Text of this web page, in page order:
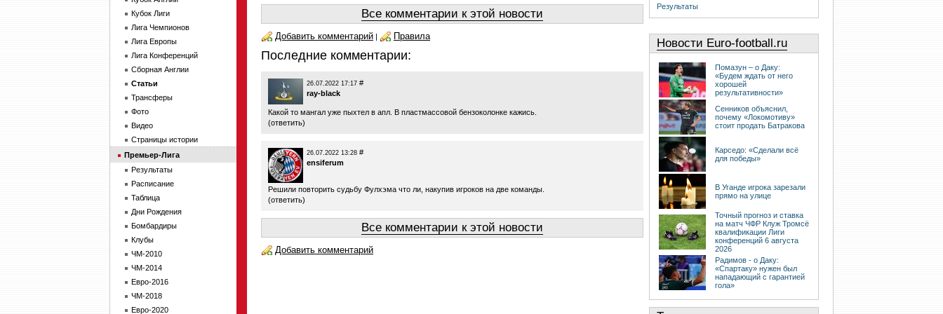
Все комментарии к этой новости
Добавить комментарий | Правила
Последние комментарии:
26.07.2022 17:17 #
ray-black
Какой то мангал уже пыхтел в апл. В пластмассовой бензоколонке кажись.
(ответить)
26.07.2022 13:28 #
ensiferum
Решили повторить судьбу Фулхэма что ли, накупив игроков на две команды.
(ответить)
Все комментарии к этой новости
Добавить комментарий
Результаты
Новости Euro-football.ru
Помазун – о Даку:
«Будем ждать от него
хорошей
результативности»
Сенников объяснил,
почему «Локомотиву»
стоит продать Батракова
Карседо: «Сделали всё
для победы»
В Уганде игрока зарезали
прямо на улице
Точный прогноз и ставка
на матч ЧФР Клуж Тромсё
квалификации Лиги
конференций 6 августа
2026
Радимов - о Даку:
«Спартаку» нужен был
нападающий с гарантией
гола»
Кубок Лиги
Лига Чемпионов
Лига Европы
Лига Конференций
Сборная Англии
Статьи
Трансферы
Фото
Видео
Страницы истории
Премьер-Лига
Результаты
Расписание
Таблица
Дни Рождения
Бомбардиры
Клубы
ЧМ-2010
ЧМ-2014
Евро-2016
ЧМ-2018
Евро-2020